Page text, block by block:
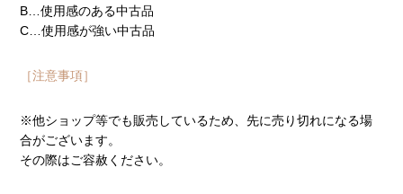
B…使用感のある中古品
C…使用感が強い中古品
［注意事項］
※他ショップ等でも販売しているため、先に売り切れになる場
合がございます。
その際はご容赦ください。